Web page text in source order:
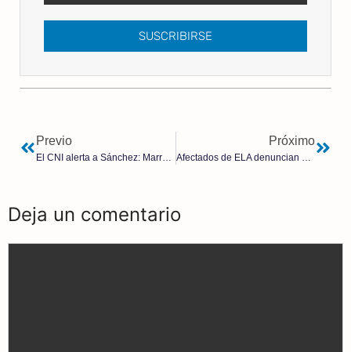
SUSCRIBIRSE
Previo Próximo
Deja un comentario